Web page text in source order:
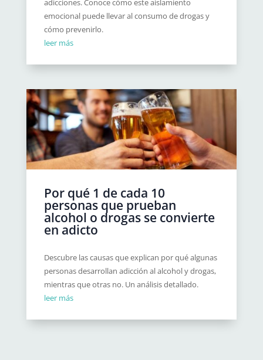
adicciones. Conoce cómo este aislamiento
emocional puede llevar al consumo de drogas y
cómo prevenirlo.
leer más
Por qué 1 de cada 10
personas que prueban
alcohol o drogas se convierte
en adicto
Descubre las causas que explican por qué algunas
personas desarrollan adicción al alcohol y drogas,
mientras que otras no. Un análisis detallado.
leer más